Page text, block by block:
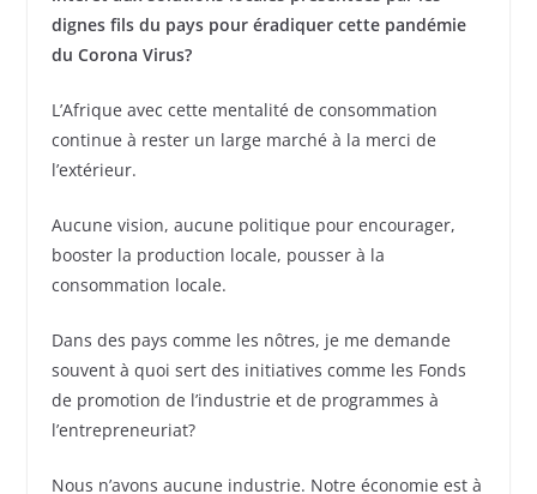
dignes fils du pays pour éradiquer cette pandémie
du Corona Virus?
L’Afrique avec cette mentalité de consommation
continue à rester un large marché à la merci de
l’extérieur.
Aucune vision, aucune politique pour encourager,
booster la production locale, pousser à la
consommation locale.
Dans des pays comme les nôtres, je me demande
souvent à quoi sert des initiatives comme les Fonds
de promotion de l’industrie et de programmes à
l’entrepreneuriat?
Nous n’avons aucune industrie. Notre économie est à